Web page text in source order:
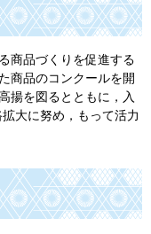
商品づくりを促進する
商品のコンクールを開
揚を図るとともに，入
大に努め，もって活力